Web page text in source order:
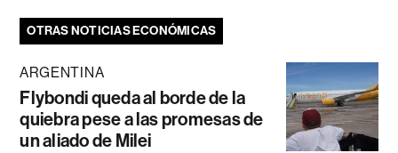
OTRAS NOTICIAS ECONÓMICAS
ARGENTINA
Flybondi queda al borde de la
quiebra pese a las promesas de
un aliado de Milei